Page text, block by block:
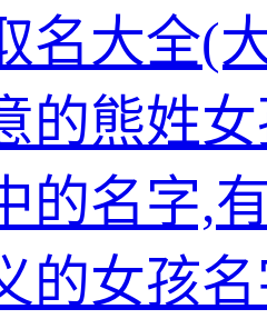
名大全(
的熊姓
的名字,
的女孩名